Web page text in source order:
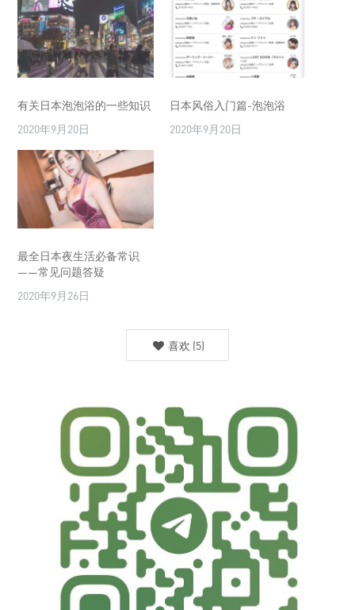
有关日本泡泡浴的一些知识
2020年9月20日
日本风俗入门篇-泡泡浴
2020年9月20日
最全日本夜生活必备常识
——常见问题答疑
2020年9月26日
喜欢 (5)